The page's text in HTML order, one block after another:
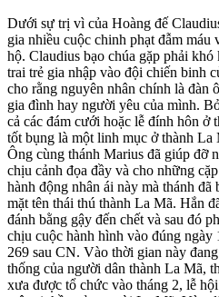
Dưới sự trị vì của Hoàng đế
gia nhiều cuộc chinh phạt đẫm
hộ. Claudius bạo chúa gặp phải
trai trẻ gia nhập vào đội chiến binh
cho rằng nguyên nhân chính là đàn
gia đình hay người yêu của mình.
cả các đám cưới hoặc lễ đính hôn ở
tốt bụng là một linh mục ở thành
Ông cùng thánh Marius đã giúp đỡ
chịu cảnh đọa đầy và cho những
hành động nhân ái này mà thánh
mặt tên thái thú thành La Mã. Hắn
đánh bằng gậy đến chết và sau đó
chịu cuộc hành hình vào đúng ngày
269 sau CN. Vào thời gian này
thống của người dân thành La Mã,
xưa được tổ chức vào tháng 2, lễ